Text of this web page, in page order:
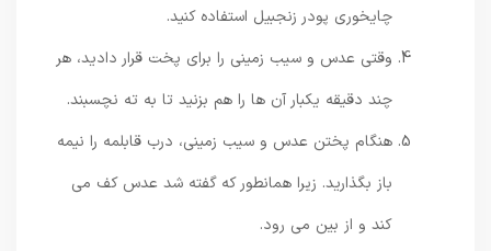
چایخوری پودر زنجبیل استفاده کنید.
وقتی عدس و سیب زمینی را برای پخت قرار دادید، هر
چند دقیقه یکبار آن ها را هم بزنید تا به ته نچسبند.
هنگام پختن عدس و سیب زمینی، درب قابلمه را نیمه
باز بگذارید. زیرا همانطور که گفته شد عدس کف می
کند و از بین می رود.